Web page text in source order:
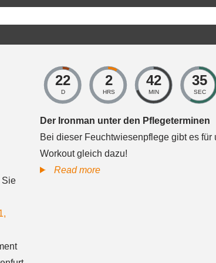
Sie
,
22
D
2
HRS
42
MIN
34
SEC
Der Ironman unter den Pflegeterminen
Bei dieser Feuchtwiesenpflege gibt es
Workout gleich dazu!
Read moreBiosphere